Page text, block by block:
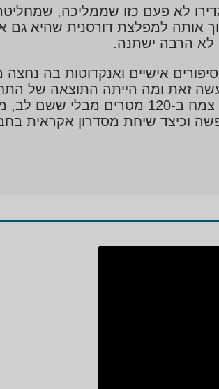
לא פעם כזו שממליכה,
אותה למפלצת דורסנית שהיא גם
לא הרבה ישתנה.
אישיים ואנקדוטות בה
זאת ומה הייתה התוצאה של
כיצד ביתו של ראש העיר צמח
וכיצד שיחת מסדרון אקראית